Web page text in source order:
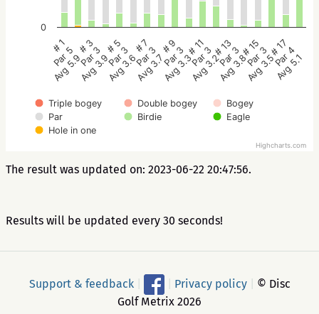
Triple bogey Double bogey
Bogey
Par
Birdie
Eagle
Hole in one
# 1
Par 5
Avg 5.9
# 3
Par 3
Avg 3.9
# 5
Par 3
Avg 3.6
# 7
Par 3
Avg 3.7
# 9
Par 3
Avg 3.3
# 11
Par 3
Avg 3.2
# 13
Par 3
Avg 3.8
# 15
Par 3
Avg 3.5
# 17
Par 4
Avg 5.1
0
Highcharts.com
The result was updated on: 2023-06-22 20:47:56.
Results will be updated every 30 seconds!
Support & feedback Privacy policy
© Disc
Golf Metrix 2026